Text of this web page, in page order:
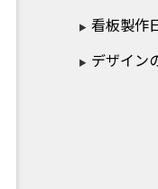
看板製作
デザイン